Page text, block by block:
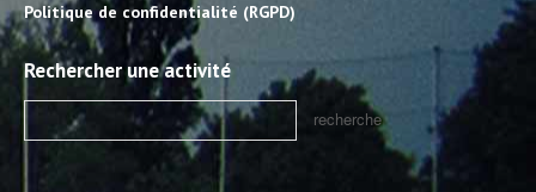
Politique de confidentialité (RGPD)
Rechercher une activité